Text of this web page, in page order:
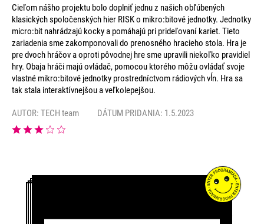
Cieľom nášho projektu bolo doplniť jednu z našich obľúbených
klasických spoločenských hier RISK o mikro:bitové jednotky. Jednotky
micro:bit nahrádzajú kocky a pomáhajú pri prideľovaní kariet. Tieto
zariadenia sme zakomponovali do prenosného hracieho stola. Hra je
pre dvoch hráčov a oproti pôvodnej hre sme upravili niekoľko pravidiel
hry. Obaja hráči majú ovládač, pomocou ktorého môžu ovládať svoje
vlastné mikro:bitové jednotky prostredníctvom rádiových vĺn. Hra sa
tak stala interaktívnejšou a veľkolepejšou.
AUTOR: TECH team DÁTUM PRIDANIA: 1.5.2023